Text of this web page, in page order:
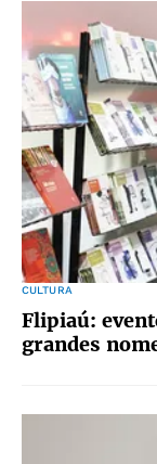
CULTURA
Flipiaú:
grandes